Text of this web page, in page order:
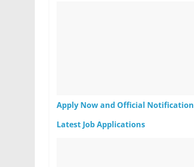
Apply Now and Official Notification
Latest Job Applications